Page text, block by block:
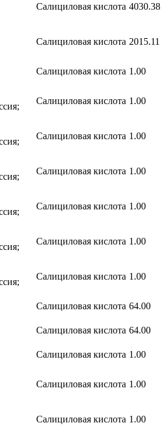
Салициловая кислота 4030.38
Салициловая кислота 2015.11
Салициловая кислота 1.00
Салициловая кислота 1.00
Салициловая кислота 1.00
Салициловая кислота 1.00
Салициловая кислота 1.00
Салициловая кислота 1.00
Салициловая кислота 1.00
Салициловая кислота 64.00
Салициловая кислота 64.00
Салициловая кислота 1.00
Салициловая кислота 1.00
Салициловая кислота 1.00